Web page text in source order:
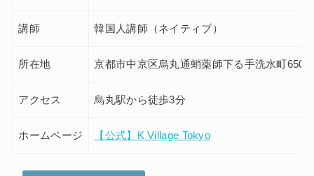
講師 韓国人講師（ネイティブ）
所在地 京都市中京区烏丸通蛸薬師下る手洗水町650
アクセス 烏丸駅から徒歩3分
ホームページ 【公式】K Village Tokyo